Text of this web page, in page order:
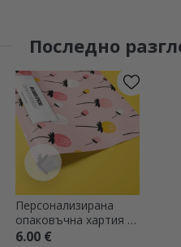
Последно
Персонализирана
опаковъчна хартия за
подаръци с текст -
6.00 €